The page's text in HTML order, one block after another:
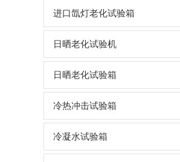
进口氙灯老化试验箱
日晒老化试验机
日晒老化试验箱
冷热冲击试验箱
冷凝水试验箱